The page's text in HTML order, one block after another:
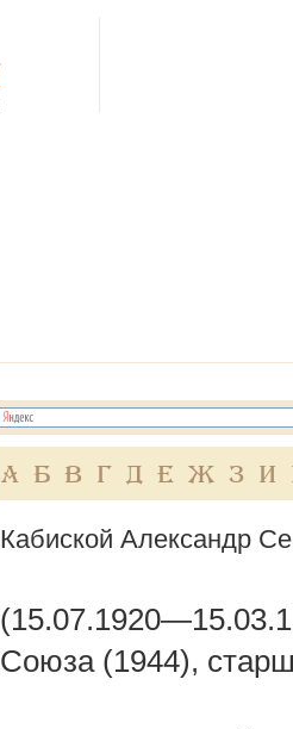
А Б В Г Д Е Ж З И
Кабиской Александр
Союза (1944),